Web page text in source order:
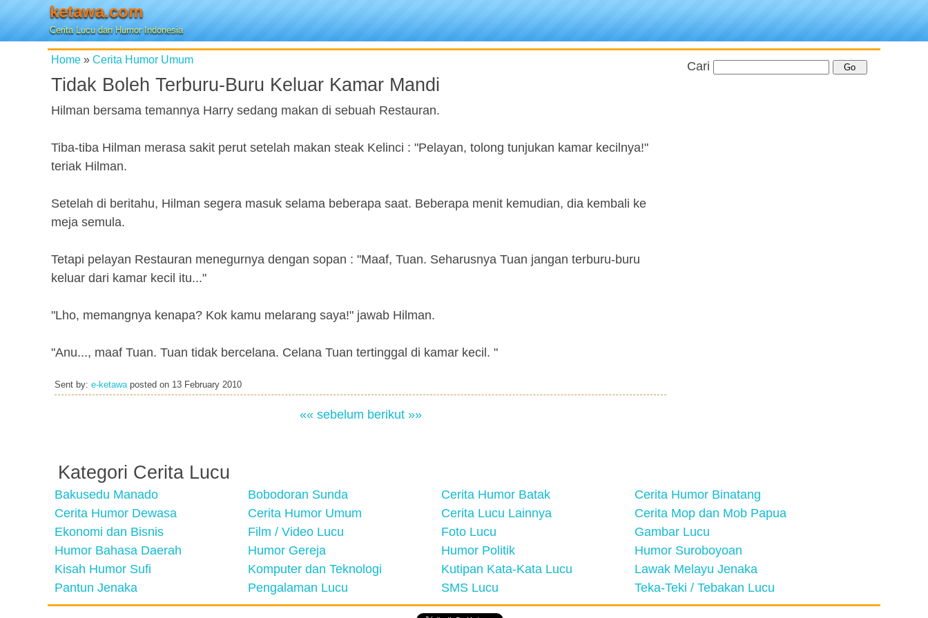
ketawa.com
Cerita Lucu dan Humor Indonesia
Home » Cerita Humor Umum
Tidak Boleh Terburu-Buru Keluar Kamar Mandi
Hilman bersama temannya Harry sedang makan di sebuah Restauran.
Tiba-tiba Hilman merasa sakit perut setelah makan steak Kelinci : "Pelayan, tolong tunjukan kamar kecilnya!"
teriak Hilman.
Setelah di beritahu, Hilman segera masuk selama beberapa saat. Beberapa menit kemudian, dia kembali ke
meja semula.
Tetapi pelayan Restauran menegurnya dengan sopan : "Maaf, Tuan. Seharusnya Tuan jangan terburu-buru
keluar dari kamar kecil itu..."
"Lho, memangnya kenapa? Kok kamu melarang saya!" jawab Hilman.
"Anu..., maaf Tuan. Tuan tidak bercelana. Celana Tuan tertinggal di kamar kecil. "
Sent by: e-ketawaposted on 13 February 2010
«« sebelum berikut »»
Cari
Kategori Cerita Lucu
Bakusedu Manado Bobodoran Sunda Cerita Humor Batak
Cerita Humor Binatang
Cerita Humor Dewasa
Cerita Humor Umum Cerita Lucu Lainnya
Cerita Mop dan Mob Papua
Ekonomi dan Bisnis
Film / Video Lucu Foto Lucu
Gambar Lucu
Humor Bahasa Daerah
Humor Gereja Humor Politik
Humor Suroboyoan
Kisah Humor Sufi
Komputer dan Teknologi Kutipan Kata-Kata Lucu
Lawak Melayu Jenaka
Pantun Jenaka
Pengalaman Lucu SMS Lucu Teka-Teki / Tebakan Lucu